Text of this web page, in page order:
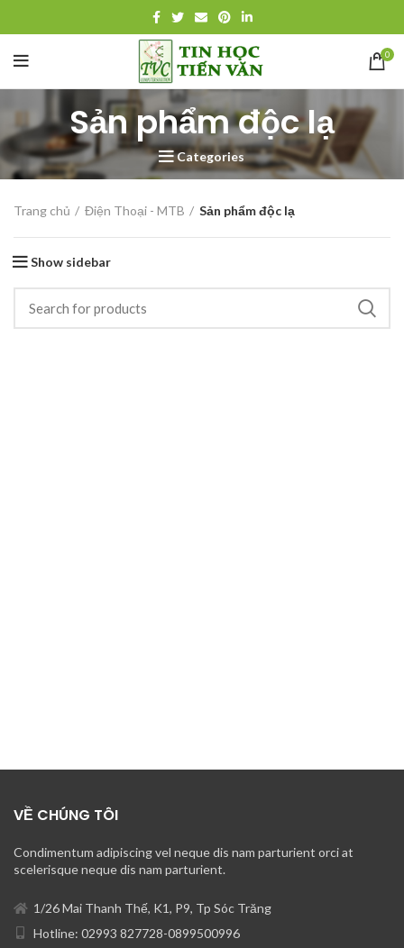
0
Sản phẩm độc lạ
Categories
Trang chủ Điện Thoại - MTB Sản phẩm độc lạ
Show sidebar
VỀ CHÚNG TÔI
Condimentum adipiscing vel neque dis nam parturient orci at
scelerisque neque dis nam parturient.
1/26 Mai Thanh Thế, K1, P9, Tp Sóc Trăng
Hotline: 02993 827728-0899500996